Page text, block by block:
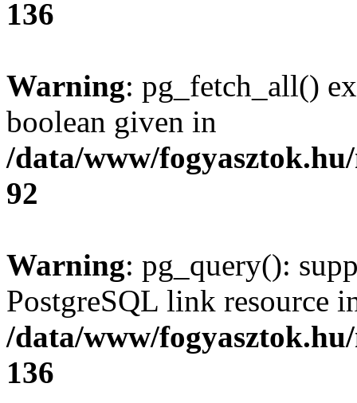
136
Warning: pg_fetch_all()
boolean given in
/data/www/
92
Warning: pg_query():
PostgreSQL link resource
/data/www/
136